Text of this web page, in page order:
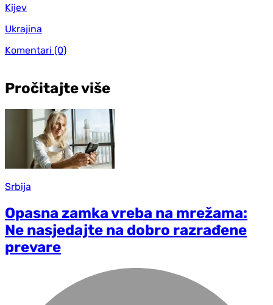
Kijev
Ukrajina
Komentari (0)
Pročitajte više
Srbija
Opasna zamka vreba na mrežama:
Ne nasjedajte na dobro razrađene
prevare